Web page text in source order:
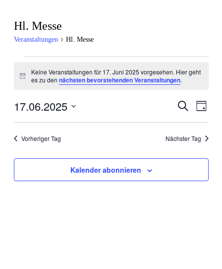
Hl. Messe
Veranstaltungen Hl. Messe
für
Juni
Hinweis
Keine Veranstaltungen für 17. Juni 2025 vorgesehen. Hier geht
es zu dennächsten bevorstehenden Veranstaltungen.
Suche
Tag
17.06.2025
Vorheriger Tag
Nächster Tag
Kalender abonnieren